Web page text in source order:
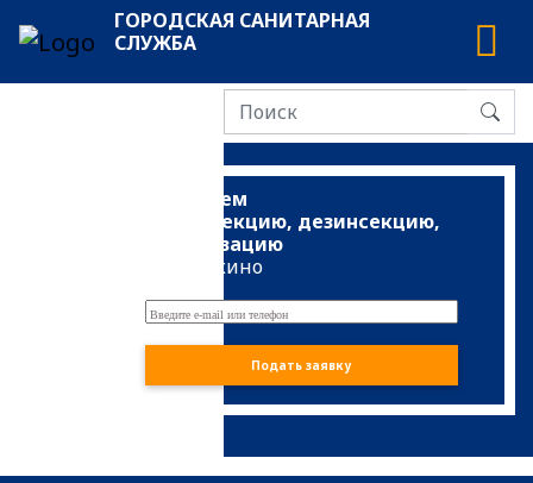
ГОРОДСКАЯ САНИТАРНАЯ
СЛУЖБА
Проведем
дезинфекцию, дезинсекцию,
дератизацию
Жирошкино
Подать заявку